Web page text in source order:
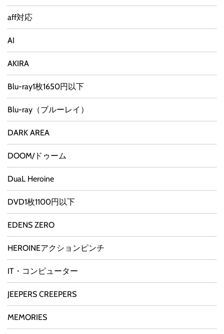
aff対応
AI
AKIRA
Blu-ray1枚1650円以下
Blu-ray（ブルーレイ）
DARK AREA
DOOM/ドゥーム
DuaL Heroine
DVD1枚1100円以下
EDENS ZERO
HEROINEアクションピンチ
IT・コンピューター
JEEPERS CREEPERS
MEMORIES